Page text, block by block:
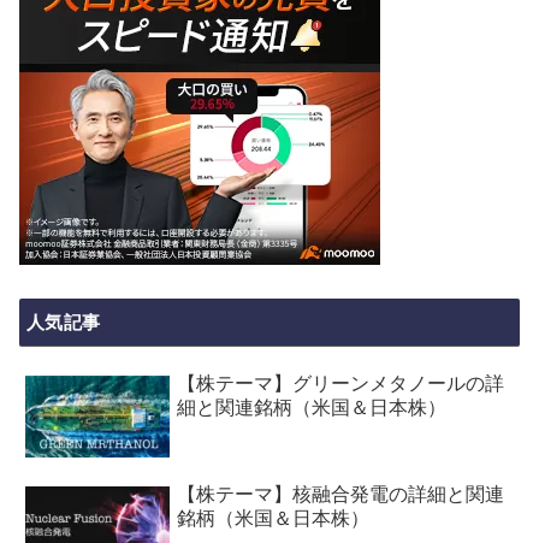
人気記事
【株テーマ】グリーンメタノールの詳
細と関連銘柄（米国＆日本株）
【株テーマ】核融合発電の詳細と関連
銘柄（米国＆日本株）